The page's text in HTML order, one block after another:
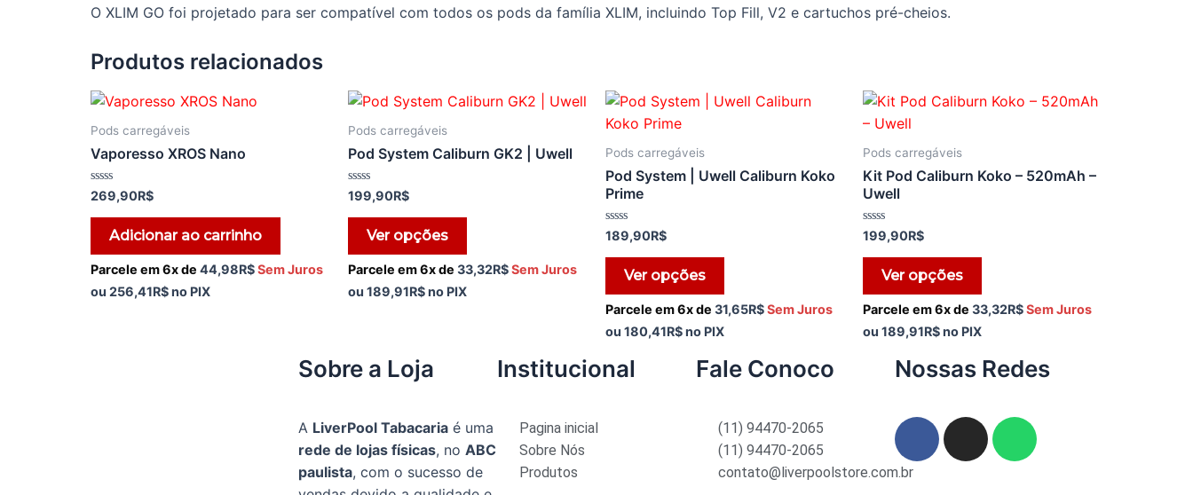
O XLIM GO foi projetado para ser compatível com todos os pods da família XLIM, incluindo Top Fill, V2 e cartuchos pré-cheios.
Produtos relacionados
Pods carregáveis
Vaporesso XROS Nano
Avaliação
0
de
269,90R$
Adicionar ao carrinho
Parcele em 6x de 44,98R$Sem Juros
ou 256,41R$no PIX
Pods carregáveis
Pod System Caliburn GK2 | Uwell
Avaliação
0
de
199,90R$
Ver opções
Parcele em 6x de 33,32R$Sem Juros
ou 189,91R$no PIX
Pods carregáveis
Pod System | Uwell Caliburn Koko
Prime
Avaliação
0
de
189,90R$
Ver opções
Parcele em 6x de 31,65R$Sem Juros
ou 180,41R$no PIX
Pods carregáveis
Kit Pod Caliburn Koko – 520mAh –
Uwell
Avaliação
0
de
199,90R$
Ver opções
Parcele em 6x de 33,32R$Sem Juros
ou 189,91R$no PIX
Sobre a Loja
A LiverPool Tabacaria é uma
rede de lojas físicas, no ABC
paulista, com o sucesso de
Institucional
Pagina inicial
Sobre Nós
Produtos
Fale Conoco
(11) 94470-2065
(11) 94470-2065
contato@liverpoolstore.com.br
Nossas Redes